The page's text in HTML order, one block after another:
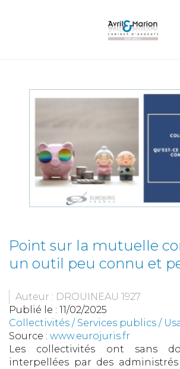
Point sur la mutuelle
un outil peu connu et
Auteur : DROUINEAU 1927
Publié le : 11/02/2025
Collectivités / Services publics /
Source : www.eurojuris.fr
Les collectivités ont sans
interpellées par des